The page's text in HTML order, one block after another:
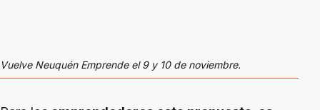
Vuelve Neuquén Emprende el 9 y 10 de noviembre.